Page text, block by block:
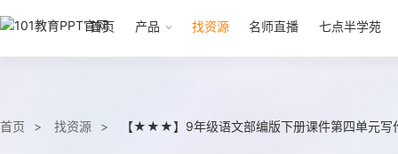
首页 产品 找资源 名师直播 七点半学苑
首页 找资源 【★★★】9年级语文部编版下册课件第四单元写